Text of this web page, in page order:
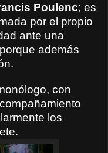
Poulenc; es
por el propio
ante una
además
con
los